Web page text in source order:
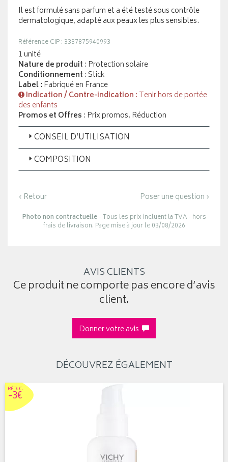
Il est formulé sans parfum et a été testé sous contrôle
dermatologique, adapté aux peaux les plus sensibles.
Référence CIP : 3337875940993
1 unité
Nature de produit : Protection solaire
Conditionnement : Stick
Label: Fabriqué en France
Indication / Contre-indication : Tenir hors de portée
des enfants
Promos et Offres : Prix promos, Réduction
CONSEIL D’UTILISATION
COMPOSITION
‹ Retour Poser une question ›
Photo non contractuelle- Tous les prix incluent la TVA - hors
frais de livraison. Page mise à jour le 03/08/2026
AVIS CLIENTS
Ce produit ne comporte pas encore d’avis
client.
Donner votre avis
DÉCOUVREZ ÉGALEMENT
RÉDUC.
-3€